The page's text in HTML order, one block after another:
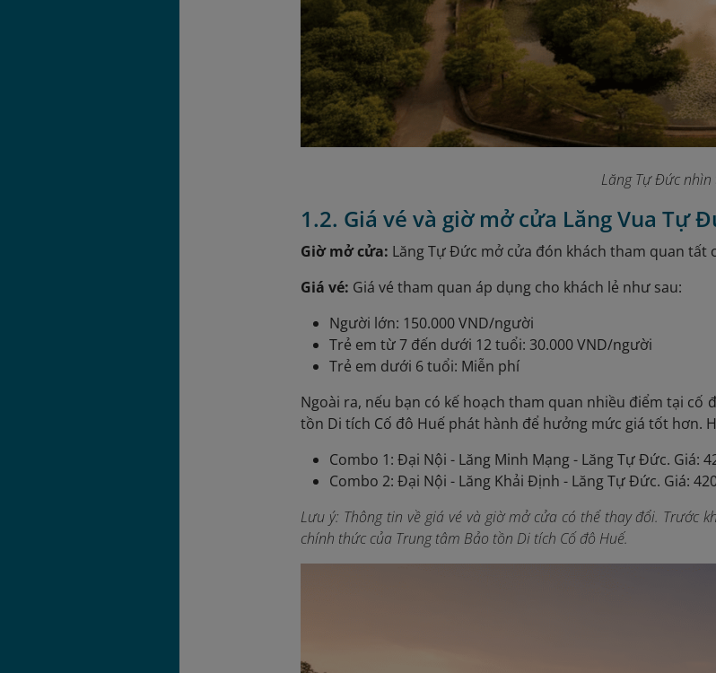
Lăng Tự Đức
1.2. Giá vé và giờ mở cửa Lăng Vua Tự
Giờ mở cửa: Lăng Tự Đức mở cửa đón khách tham quan tất
Giá vé: Giá vé tham quan áp dụng cho khách lẻ như sau:
Người lớn: 150.000 VND/người
Trẻ em từ 7 đến dưới 12 tuổi: 30.000 VND/người
Trẻ em dưới 6 tuổi: Miễn phí
Ngoài ra, nếu bạn có kế hoạch tham quan nhiều điểm tại cố
tồn Di tích Cố đô Huế phát hành để hưởng mức giá tốt hơn.
Combo 1: Đại Nội - Lăng Minh Mạng - Lăng Tự Đức. Giá:
Combo 2: Đại Nội - Lăng Khải Định - Lăng Tự Đức. Giá:
Lưu ý: Thông tin về giá vé và giờ mở cửa có thể thay đổi.
chính thức của Trung tâm Bảo tồn Di tích Cố đô Huế.